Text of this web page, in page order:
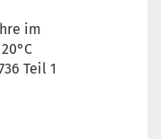
im
Teil 1